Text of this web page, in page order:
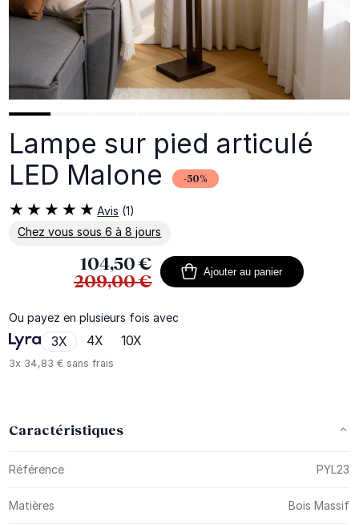
Lampe sur pied articulé
LED Malone
-50%
Avis (1)
Chez vous sous 6 à 8 jours
En savoir plus sur la livraison
104,50 €
209,00 €
Ajouter au panier
Ou payez en plusieurs fois avec
3X 4X 10X
3x 34,83 € sans frais
Caractéristiques
Référence PYL23
Matières Bois Massif